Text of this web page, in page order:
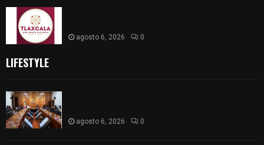
agosto 6, 2026 0
LIFESTYLE
agosto 6, 2026 0